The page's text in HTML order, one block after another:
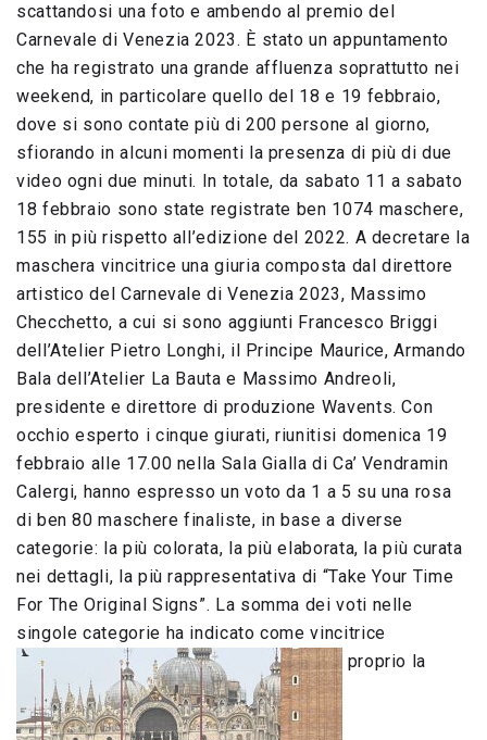
scattandosi una foto e ambendo al premio del
Carnevale di Venezia 2023. È stato un appuntamento
che ha registrato una grande affluenza soprattutto nei
weekend, in particolare quello del 18 e 19 febbraio,
dove si sono contate più di 200 persone al giorno,
sfiorando in alcuni momenti la presenza di più di due
video ogni due minuti. In totale, da sabato 11 a sabato
18 febbraio sono state registrate ben 1074 maschere,
155 in più rispetto all’edizione del 2022. A decretare la
maschera vincitrice una giuria composta dal direttore
artistico del Carnevale di Venezia 2023, Massimo
Checchetto, a cui si sono aggiunti Francesco Briggi
dell’Atelier Pietro Longhi, il Principe Maurice, Armando
Bala dell’Atelier La Bauta e Massimo Andreoli,
presidente e direttore di produzione Wavents. Con
occhio esperto i cinque giurati, riunitisi domenica 19
febbraio alle 17.00 nella Sala Gialla di Ca’ Vendramin
Calergi, hanno espresso un voto da 1 a 5 su una rosa
di ben 80 maschere finaliste, in base a diverse
categorie: la più colorata, la più elaborata, la più curata
nei dettagli, la più rappresentativa di “Take Your Time
For The Original Signs”. La somma dei voti nelle
singole categorie ha indicato come vincitrice
proprio la